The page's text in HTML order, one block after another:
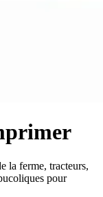
la ferme, tracteurs,
pour